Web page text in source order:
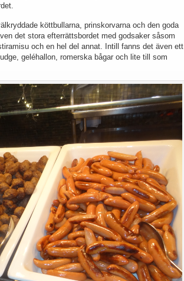
köttbullarna, prinskorvarna och den goda
det stora efterrättsbordet med godsaker såsom
och en hel del annat. Intill fanns det även ett
geléhallon, romerska bågar och lite till som